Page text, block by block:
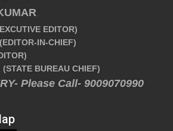
EDITOR)
IN-CHIEF)
(STATE BUREAU CHIEF)
Please Call- 9009070990